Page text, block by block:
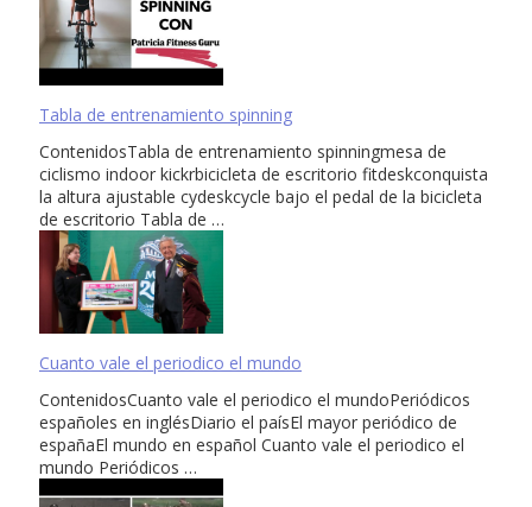
Tabla de entrenamiento spinning
ContenidosTabla de entrenamiento spinningmesa de
ciclismo indoor kickrbicicleta de escritorio fitdeskconquista
la altura ajustable cydeskcycle bajo el pedal de la bicicleta
de escritorio Tabla de …
Cuanto vale el periodico el mundo
ContenidosCuanto vale el periodico el mundoPeriódicos
españoles en inglésDiario el paísEl mayor periódico de
españaEl mundo en español Cuanto vale el periodico el
mundo Periódicos …